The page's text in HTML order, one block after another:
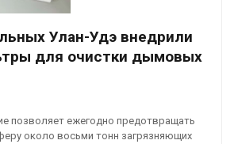
Улан-Удэ внедрили
для очистки дымовых
позволяет ежегодно предотвращать
около восьми тонн загрязняющих